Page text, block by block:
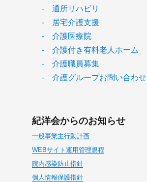
- 通所リハビリ
- 居宅介護支援
- 介護医療院
- 介護付き有料老人ホーム
- 介護職員募集
- 介護グループお問い合わせ
紀洋会からのお知らせ
一般事業主行動計画
WEBサイト運用管理規程
院内感染防止指針
個人情報保護指針